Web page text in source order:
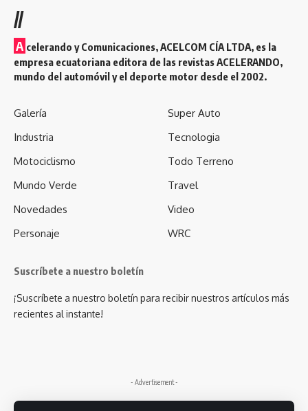
//
A celerando y Comunicaciones, ACELCOM CÍA LTDA, es la
empresa ecuatoriana editora de las revistas ACELERANDO,
mundo del automóvil y el deporte motor desde el 2002.
Galería
Industria
Motociclismo
Mundo Verde
Novedades
Personaje
Super Auto
Tecnologia
Todo Terreno
Travel
Video
WRC
Suscríbete a nuestro boletín
¡Suscríbete a nuestro boletín para recibir nuestros artículos más
recientes al instante!
- Advertisement -